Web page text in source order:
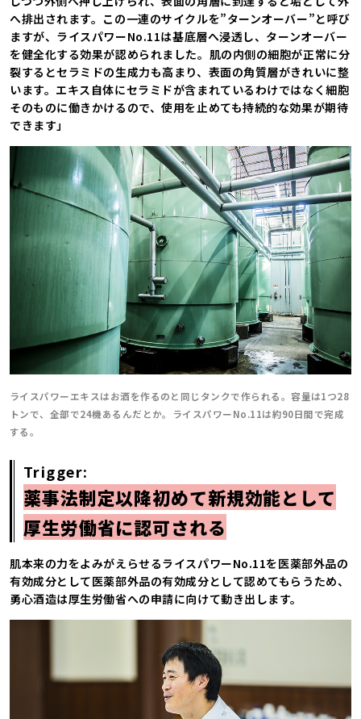
へ排出されます。この一連のサイクルを”ターンオーバー”と呼び
ますが、ライスパワーNo.11は基底層へ浸透し、ターンオーバー
を健全化する効果が認められました。肌の内側の細胞が正常に分
裂するとセラミドの生成力も高まり、表面の角質層がきれいに整
います。エキス自体にセラミドが含まれているわけではなく細胞
そのものに働きかけるので、使用を止めても持続的な効果が期待
できます」
ライスパワーエキスはお酒を作るのと同じタンクで作られる。容量は1つ28
トンで、全部で24機あるんだとか。ライスパワーNo.11は約90日間で完成
する。
Trigger:
薬事法制定以降初めて新規効能として
厚生労働省に認可される
肌本来の力をよみがえらせるライスパワーNo.11を医薬部外品の
有効成分として医薬部外品の有効成分として認めてもらうため、
勇心酒造は厚生労働省への申請に向けて動き出します。